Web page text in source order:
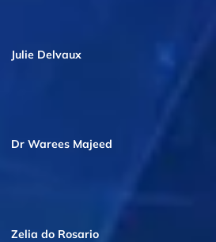
Julie Delvaux
Dr Warees Majeed
Zelia do Rosario